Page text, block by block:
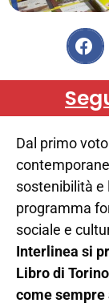
Dal primo
sostenibilità e
programma
sociale e
Interlinea si
Libro di
come sempre